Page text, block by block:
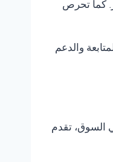
كما تحرص
والدعم
السوق، تقدم